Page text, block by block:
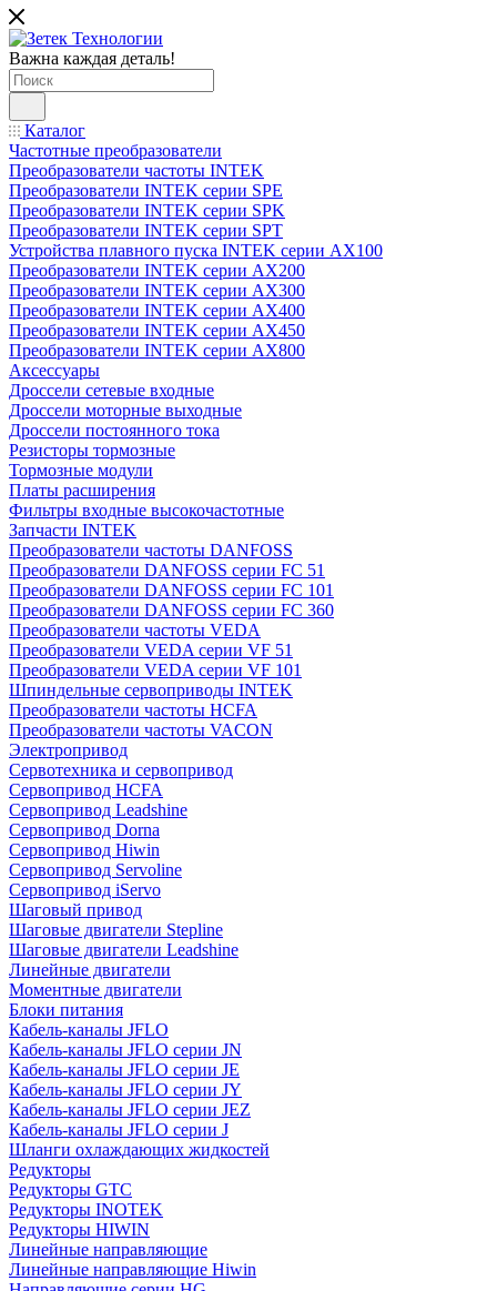
Важна каждая деталь!
Каталог
Частотные преобразователи
Преобразователи частоты INTEK
Преобразователи INTEK серии SPE
Преобразователи INTEK серии SPK
Преобразователи INTEK серии SPT
Устройства плавного пуска INTEK серии AX100
Преобразователи INTEK серии AX200
Преобразователи INTEK серии AX300
Преобразователи INTEK серии AX400
Преобразователи INTEK серии AX450
Преобразователи INTEK серии AX800
Аксессуары
Дроссели сетевые входные
Дроссели моторные выходные
Дроссели постоянного тока
Резисторы тормозные
Тормозные модули
Платы расширения
Фильтры входные высокочастотные
Запчасти INTEK
Преобразователи частоты DANFOSS
Преобразователи DANFOSS серии FC 51
Преобразователи DANFOSS серии FC 101
Преобразователи DANFOSS серии FC 360
Преобразователи частоты VEDA
Преобразователи VEDA серии VF 51
Преобразователи VEDA серии VF 101
Шпиндельные сервоприводы INTEK
Преобразователи частоты HCFA
Преобразователи частоты VACON
Электропривод
Сервотехника и сервопривод
Сервопривод HCFA
Сервопривод Leadshine
Сервопривод Dorna
Сервопривод Hiwin
Сервопривод Servoline
Сервопривод iServo
Шаговый привод
Шаговые двигатели Stepline
Шаговые двигатели Leadshine
Линейные двигатели
Моментные двигатели
Блоки питания
Кабель-каналы JFLO
Кабель-каналы JFLO серии JN
Кабель-каналы JFLO серии JE
Кабель-каналы JFLO серии JY
Кабель-каналы JFLO серии JEZ
Кабель-каналы JFLO серии J
Шланги охлаждающих жидкостей
Редукторы
Редукторы GTC
Редукторы INOTEK
Редукторы HIWIN
Линейные направляющие
Линейные направляющие Hiwin